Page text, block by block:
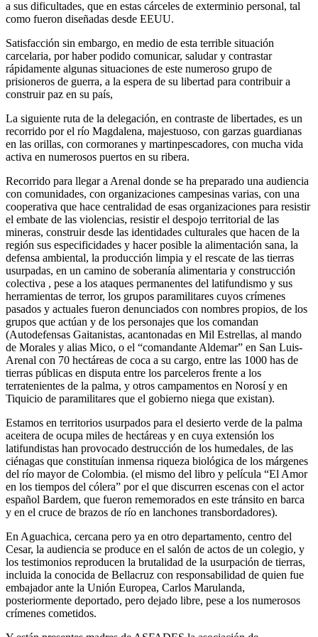
a sus dificultades, que en estas cárceles de exterminio personal, tal
como fueron diseñadas desde EEUU.
Satisfacción sin embargo, en medio de esta terrible situación
carcelaria, por haber podido comunicar, saludar y contrastar
rápidamente algunas situaciones de este numeroso grupo de
prisioneros de guerra, a la espera de su libertad para contribuir a
construir paz en su país,
La siguiente ruta de la delegación, en contraste de libertades, es un
recorrido por el río Magdalena, majestuoso, con garzas guardianas
en las orillas, con cormoranes y martinpescadores, con mucha vida
activa en numerosos puertos en su ribera.
Recorrido para llegar a Arenal donde se ha preparado una audiencia
con comunidades, con organizaciones campesinas varias, con una
cooperativa que hace centralidad de esas organizaciones para resistir
el embate de las violencias, resistir el despojo territorial de las
mineras, construir desde las identidades culturales que hacen de la
región sus especificidades y hacer posible la alimentación sana, la
defensa ambiental, la producción limpia y el rescate de las tierras
usurpadas, en un camino de soberanía alimentaria y construcción
colectiva , pese a los ataques permanentes del latifundismo y sus
herramientas de terror, los grupos paramilitares cuyos crímenes
pasados y actuales fueron denunciados con nombres propios, de los
grupos que actúan y de los personajes que los comandan
(Autodefensas Gaitanistas, acantonadas en Mil Estrellas, al mando
de Morales y alias Mico, o el “comandante Aldemar” en San Luis-
Arenal con 70 hectáreas de coca a su cargo, entre las 1000 has de
tierras públicas en disputa entre los parceleros frente a los
terratenientes de la palma, y otros campamentos en Norosí y en
Tiquicio de paramilitares que el gobierno niega que existan).
Estamos en territorios usurpados para el desierto verde de la palma
aceitera de ocupa miles de hectáreas y en cuya extensión los
latifundistas han provocado destrucción de los humedales, de las
ciénagas que constituían inmensa riqueza biológica de los márgenes
del río mayor de Colombia. (el mismo del libro y película “El Amor
en los tiempos del cólera” por el que discurren escenas con el actor
español Bardem, que fueron rememorados en este tránsito en barca
y en el cruce de brazos de río en lanchones transbordadores).
En Aguachica, cercana pero ya en otro departamento, centro del
Cesar, la audiencia se produce en el salón de actos de un colegio, y
los testimonios reproducen la brutalidad de la usurpación de tierras,
incluida la conocida de Bellacruz con responsabilidad de quien fue
embajador ante la Unión Europea, Carlos Marulanda,
posteriormente deportado, pero dejado libre, pese a los numerosos
crímenes cometidos.